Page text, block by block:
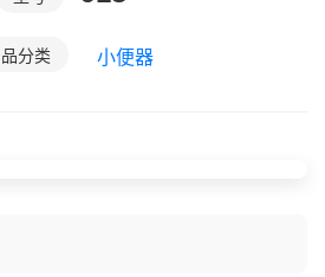
分类 小便器